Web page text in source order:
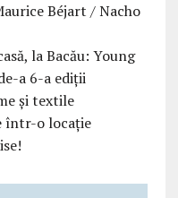
Béjart / Nacho
la Bacău: Young
a 6-a ediții
și textile
într-o locație